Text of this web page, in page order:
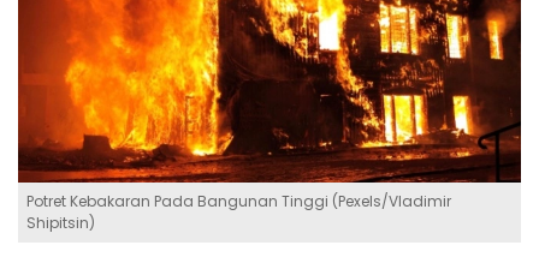
Potret Kebakaran Pada Bangunan Tinggi (Pexels/Vladimir
Shipitsin)